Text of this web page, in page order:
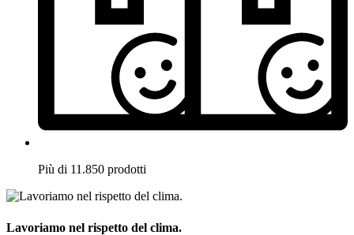
Più di 11.850 prodotti
Lavoriamo nel rispetto del clima.